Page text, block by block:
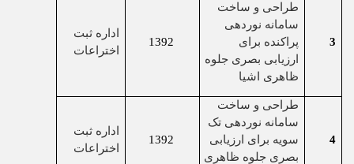
3
طراحی و ساخت
سامانه نوردهی
پراکنده برای
ارزیابی بصری جلوه
ظاهری اشیا
1392
اداره ثبت
اختراعات
4
طراحی و ساخت
سامانه نوردهی تک
سویه برای ارزیابی
بصری جلوه ظاهری
1392
اداره ثبت
اختراعات